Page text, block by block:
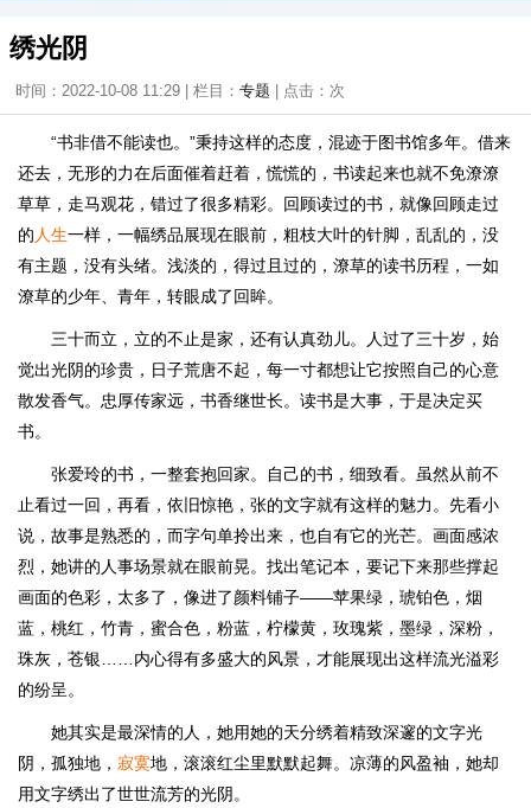
绣光阴
时间：2022-10-08 11:29 | 栏目： 专题 | 点击： 次
“书非借不能读也。”秉持这样的态度，混迹于图书馆多年。借来
还去，无形的力在后面催着赶着，慌慌的，书读起来也就不免潦潦
草草，走马观花，错过了很多精彩。回顾读过的书，就像回顾走过
的 人生一样，一幅绣品展现在眼前，粗枝大叶的针脚，乱乱的，没
有主题，没有头绪。浅淡的，得过且过的，潦草的读书历程，一如
潦草的少年、青年，转眼成了回眸。
三十而立，立的不止是家，还有认真劲儿。人过了三十岁，始
觉出光阴的珍贵，日子荒唐不起，每一寸都想让它按照自己的心意
散发香气。忠厚传家远，书香继世长。读书是大事，于是决定买
书。
张爱玲的书，一整套抱回家。自己的书，细致看。虽然从前不
止看过一回，再看，依旧惊艳，张的文字就有这样的魅力。先看小
说，故事是熟悉的，而字句单拎出来，也自有它的光芒。画面感浓
烈，她讲的人事场景就在眼前晃。找出笔记本，要记下来那些撑起
画面的色彩，太多了，像进了颜料铺子——苹果绿，琥铂色，烟
蓝，桃红，竹青，蜜合色，粉蓝，柠檬黄，玫瑰紫，墨绿，深粉，
珠灰，苍银……内心得有多盛大的风景，才能展现出这样流光溢彩
的纷呈。
她其实是最深情的人，她用她的天分绣着精致深邃的文字光
阴，孤独地， 寂寞地，滚滚红尘里默默起舞。凉薄的风盈袖，她却
用文字绣出了世世流芳的光阴。